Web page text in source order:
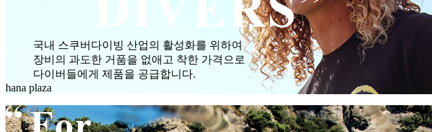
국내 스쿠버다이빙 산업의 활성화를 위하여
장비의 과도한 거품을 없애고 착한 가격으로
다이버들에게 제품을 공급합니다.
hana plaza